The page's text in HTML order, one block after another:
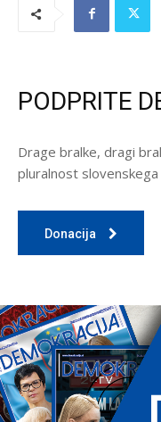
PODPRITE
Drage bralke, dragi
pluralnost
Donacija